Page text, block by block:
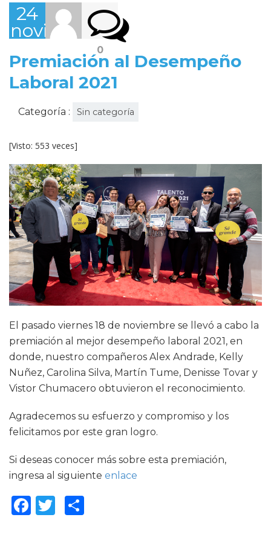
24
noviembre,
0
Premiación al Desempeño
Laboral 2021
Categoría : Sin categoría
[Visto: 553 veces]
El pasado viernes 18 de noviembre se llevó a cabo la
premiación al mejor desempeño laboral 2021, en
donde, nuestro compañeros Alex Andrade, Kelly
Nuñez, Carolina Silva, Martín Tume, Denisse Tovar y
Vistor Chumacero obtuvieron el reconocimiento.
Agradecemos su esfuerzo y compromiso y los
felicitamos por este gran logro.
Si deseas conocer más sobre esta premiación,
ingresa al siguiente enlace
Facebook
Twitter